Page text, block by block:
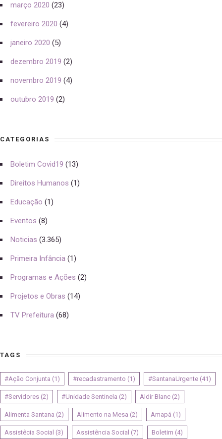
março 2020 (23)
fevereiro 2020 (4)
janeiro 2020 (5)
dezembro 2019 (2)
novembro 2019 (4)
outubro 2019 (2)
CATEGORIAS
Boletim Covid19 (13)
Direitos Humanos (1)
Educação (1)
Eventos (8)
Noticias (3.365)
Primeira Infância (1)
Programas e Ações (2)
Projetos e Obras (14)
TV Prefeitura (68)
TAGS
#Ação Conjunta (1) #recadastramento (1) #SantanaUrgente (41)
#Servidores (2) #Unidade Sentinela (2) Aldir Blanc (2)
Alimenta Santana (2) Alimento na Mesa (2) Amapá (1)
Assistêcia Social (3) Assistência Social (7) Boletim (4)